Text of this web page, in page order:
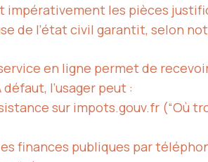
impérativement les pièces
de l’état civil garantit, selon
en ligne permet de
l’usager peut :
sur impots.gouv.fr (“Où
finances publiques par